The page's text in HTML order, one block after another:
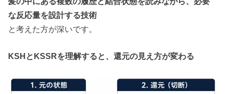
な反応量を設計する技術
と考えた方が深いです。
KSHとKSSRを理解すると、還元の見え方が変わる